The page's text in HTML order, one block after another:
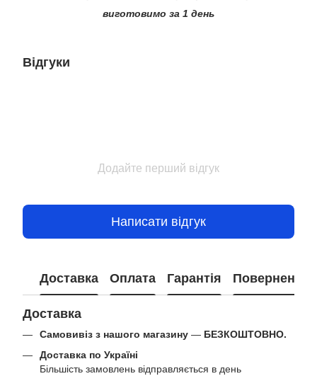
виготовимо за 1 день
Відгуки
Додайте перший відгук
Написати відгук
Доставка Оплата Гарантія Повернення
Доставка
Самовивіз з нашого магазину — БЕЗКОШТОВНО.
Доставка по Україні
Більшість замовлень відправляється в день